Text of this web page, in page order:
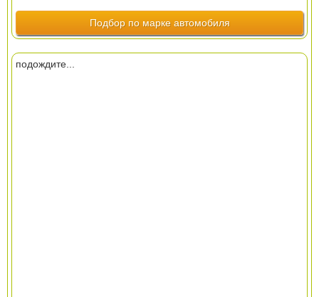
Подбор по марке автомобиля
подождите...